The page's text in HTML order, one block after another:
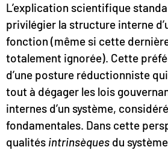
L’explication scientifique
privilégier la structure interne
fonction (même si cette dernière
totalement ignorée). Cette
d’une posture réductionniste
tout à dégager les lois
internes d’un système,
fondamentales. Dans cette
qualités intrinsèques du